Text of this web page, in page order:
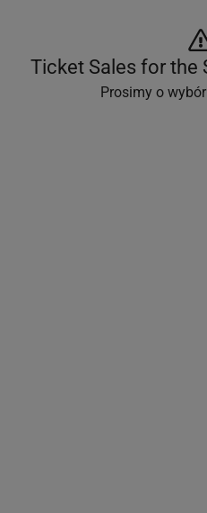
Ticket Sales for the
Prosimy o